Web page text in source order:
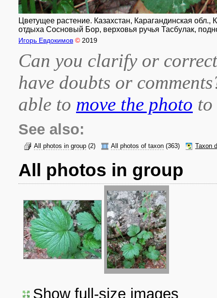
Цветущее растение. Казахстан, Карагандинская
отдыха Сосновый Бор, верховья ручья Тасбулак,
Игорь Евдокимов © 2019
Can you clarify or
have doubts or
able to move the photo
See also:
All photos in group (2) All photos of taxon (363) Taxon
All photos in group
Show full-size images